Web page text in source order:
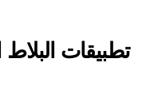
تطبيقات البلاط